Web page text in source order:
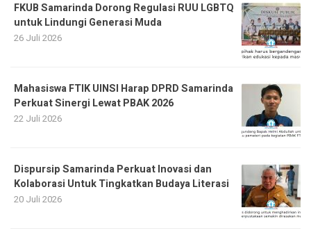
FKUB Samarinda Dorong Regulasi RUU LGBTQ
untuk Lindungi Generasi Muda
26 Juli 2026
Mahasiswa FTIK UINSI Harap DPRD Samarinda
Perkuat Sinergi Lewat PBAK 2026
22 Juli 2026
Dispursip Samarinda Perkuat Inovasi dan
Kolaborasi Untuk Tingkatkan Budaya Literasi
20 Juli 2026